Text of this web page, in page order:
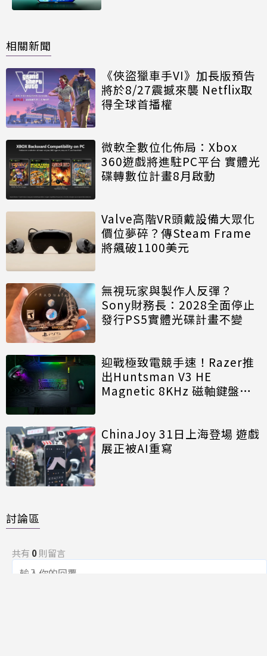
相關新聞
《俠盜獵車手VI》加長版預告
將於8/27震撼來襲 Netflix取
得全球首播權
微軟全數位化佈局：Xbox
360遊戲將進駐PC平台 實體光
碟轉數位計畫8月啟動
Valve高階VR頭戴設備大眾化
價位夢碎？傳Steam Frame
將飆破1100美元
無視玩家與製作人反彈？
Sony財務長：2028全面停止
發行PS5實體光碟計畫不變
迎戰極致電競手速！Razer推
出Huntsman V3 HE
Magnetic 8KHz 磁軸鍵盤效
ChinaJoy 31日上海登場 遊戲
展正被AI重寫
討論區
共有 0則留言